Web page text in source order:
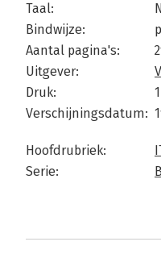
Taal:
Bindwijze:
Aantal pagina's:
Uitgever:
Druk:
1
Verschijningsdatum:
Hoofdrubriek:
Serie: